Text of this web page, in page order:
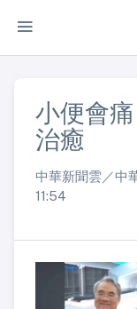
小便會
治癒
中華新聞雲／
11:54